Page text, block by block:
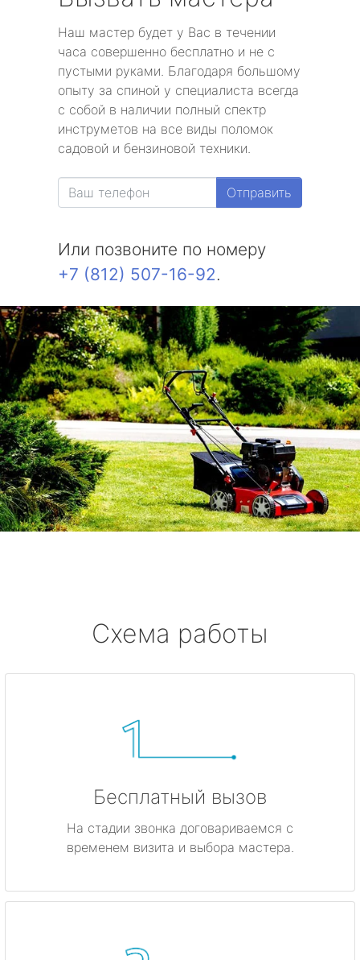
Наш мастер будет у Вас в течении
часа совершенно бесплатно и не с
пустыми руками. Благодаря большому
опыту за спиной у специалиста всегда
с собой в наличии полный спектр
инструметов на все виды поломок
садовой и бензиновой техники.
Отправить
Или позвоните по номеру
+7 (812) 507-16-92.
Схема работы
Бесплатный вызов
На стадии звонка договариваемся с
временем визита и выбора мастера.